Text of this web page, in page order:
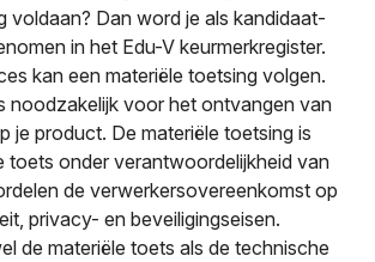
voldaan? Dan word je als kandidaat-
in het Edu-V keurmerkregister.
kan een materiële toetsing volgen.
noodzakelijk voor het ontvangen van
je product. De materiële toetsing is
toets onder verantwoordelijkheid van
de verwerkersovereenkomst op
privacy- en beveiligingseisen.
de materiële toets als de technische